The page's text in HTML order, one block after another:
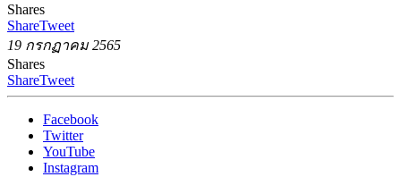
Shares
ShareTweet
19 กรกฏาคม 2565
Shares
ShareTweet
Facebook
Twitter
YouTube
Instagram